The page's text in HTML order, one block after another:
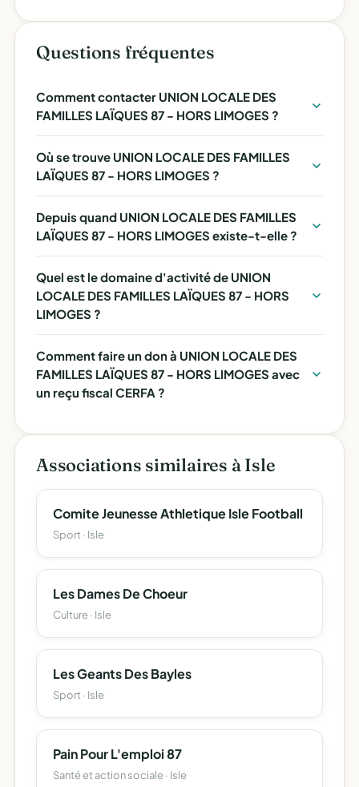
Questions fréquentes
Comment contacter UNION LOCALE DES
FAMILLES LAÏQUES 87 - HORS LIMOGES ?
Où se trouve UNION LOCALE DES FAMILLES
LAÏQUES 87 - HORS LIMOGES ?
Depuis quand UNION LOCALE DES FAMILLES
LAÏQUES 87 - HORS LIMOGES existe-t-elle ?
Quel est le domaine d'activité de UNION
LOCALE DES FAMILLES LAÏQUES 87 - HORS
LIMOGES ?
Comment faire un don à UNION LOCALE DES
FAMILLES LAÏQUES 87 - HORS LIMOGES avec
un reçu fiscal CERFA ?
Associations similaires à Isle
Comite Jeunesse Athletique Isle Football
Sport · Isle
Les Dames De Choeur
Culture · Isle
Les Geants Des Bayles
Sport · Isle
Pain Pour L'emploi 87
Santé et action sociale · Isle